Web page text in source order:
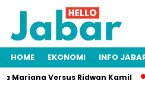
HOME EKONOMI INFO
Versus Ridwan Kamil